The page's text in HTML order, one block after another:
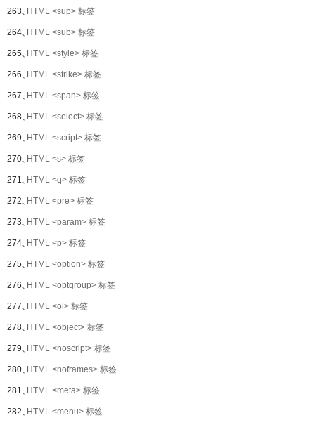
263、HTML <sup> 标签
264、HTML <sub> 标签
265、HTML <style> 标签
266、HTML <strike> 标签
267、HTML <span> 标签
268、HTML <select> 标签
269、HTML <script> 标签
270、HTML <s> 标签
271、HTML <q> 标签
272、HTML <pre> 标签
273、HTML <param> 标签
274、HTML <p> 标签
275、HTML <option> 标签
276、HTML <optgroup> 标签
277、HTML <ol> 标签
278、HTML <object> 标签
279、HTML <noscript> 标签
280、HTML <noframes> 标签
281、HTML <meta> 标签
282、HTML <menu> 标签